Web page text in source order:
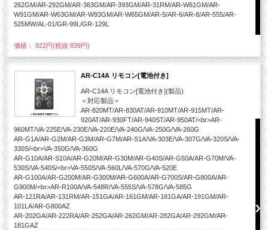
262GM/AR-292GM/AR-363GM/AR-393GM/AR-31RM/AR-W61GM/AR-
W91GM/AR-W63GM/AR-W93GM/AR-W65GM/AR-5/AR-6/AR-8/AR-555/AR-
525MW/AL-01/GR-99L/GR-129L
価格： 922円(税抜 839円)
AR-C14A リモコン[電池付き]
AR-C14A リモコン[電池付き](製品)
＜対応製品＞
AR-820MT/AR-830AT/AR-910MT/AR-915MT/AR-
920AT/AR-930FT/AR-940ST/AR-950AT/<br>AR-
960MT/VA-225E/VA-230E/VA-220E/VA-240G/VA-250G/VA-260G
AR-G1A/AR-G2M/AR-G3M/AR-G7M/AR-S1A/VA-303E/VA-307G/VA-320S/VA-
330S/<br>VA-350G/VA-360G
AR-G10A/AR-S10A/AR-G20M/AR-G30M/AR-G40S/AR-G50A/AR-G70M/VA-
530S/VA-540S/<br>VA-550S/VA-560L/VA-570G/VA-520E
AR-G100A/AR-G200M/AR-G300M/AR-G600A/AR-G700S/AR-G800A/AR-
G900M/<br>AR-R100A/VA-548R/VA-555S/VA-578G/VA-585G
AR-121RA/AR-131RM/AR-151GA/AR-161GM/AR-181GA/AR-191GM/AR-
101LA/AR-G800AZ
AR-202GA/AR-222RA/AR-252GA/AR-262GM/AR-282GA/AR-292GM/AR-
181GAZ